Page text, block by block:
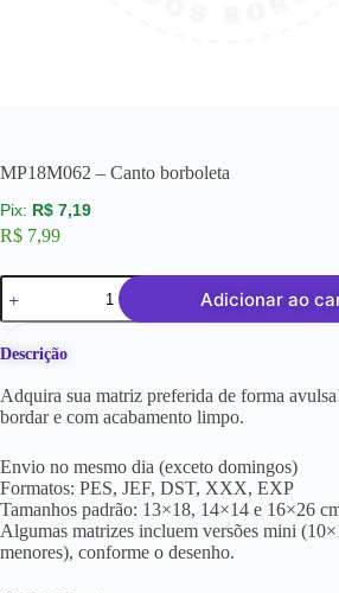
MP18M062 – Canto borboleta
R$ 7,19
R$ 7,99
Adicionar ao
Descrição
Adquira sua matriz preferida de forma
bordar e com acabamento limpo.
Envio no mesmo dia (exceto domingos)
Formatos: PES, JEF, DST, XXX, EXP
Tamanhos padrão: 13×18, 14×14 e 16×26
Algumas matrizes incluem versões mini
menores), conforme o desenho.